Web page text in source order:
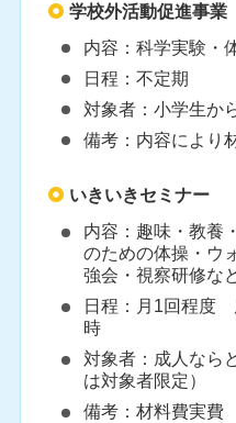
学校外活動促進事業
内容：科学実験・
日程：不定期
対象者：小学生か
備考：内容により
いきいきセミナー
内容：趣味・教養
のための体操・ウ
強会・視察研修な
日程：月1回程度
時
対象者：成人なら
は対象者限定）
備考：材料費実費